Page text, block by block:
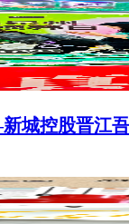
城控股晋江